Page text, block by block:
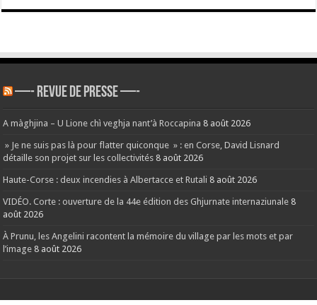
—- REVUE DE PRESSE —-
A màghjina – U Lione chì veghja nant’à Roccapina 8 août 2026
» Je ne suis pas là pour flatter quiconque » : en Corse, David Lisnard
détaille son projet sur les collectivités 8 août 2026
Haute-Corse : deux incendies à Albertacce et Rutali 8 août 2026
VIDÉO. Corte : ouverture de la 44e édition des Ghjurnate internaziunale 8
août 2026
À Prunu, les Angelini racontent la mémoire du village par les mots et par
l’image 8 août 2026